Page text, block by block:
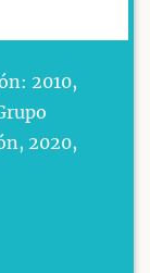
2010,
2020,